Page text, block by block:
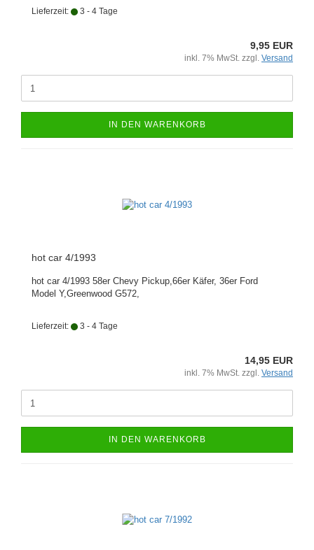
Lieferzeit: 3 - 4 Tage
9,95 EUR
inkl. 7% MwSt. zzgl. Versand
IN DEN WARENKORB
hot car 4/1993
hot car 4/1993 58er Chevy Pickup,66er Käfer, 36er Ford
Model Y,Greenwood G572,
Lieferzeit: 3 - 4 Tage
14,95 EUR
inkl. 7% MwSt. zzgl. Versand
IN DEN WARENKORB